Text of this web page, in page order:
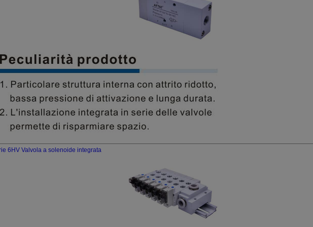
6HV Valvola a solenoide integrata